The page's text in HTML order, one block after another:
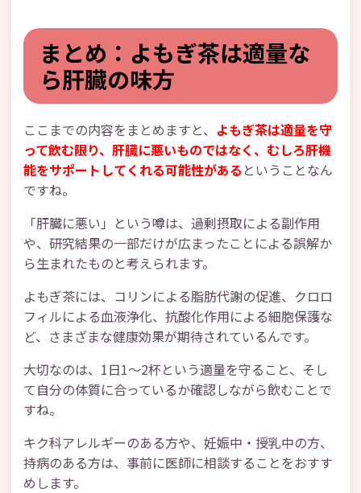
まとめ：よもぎ茶は適量な
ら肝臓の味方
ここまでの内容をまとめますと、 よもぎ茶は適量を守
って飲む限り、肝臓に悪いものではなく、むしろ肝機
能をサポートしてくれる可能性がある ということなん
ですね。
「肝臓に悪い」という噂は、過剰摂取による副作用
や、研究結果の一部だけが広まったことによる誤解か
ら生まれたものと考えられます。
よもぎ茶には、コリンによる脂肪代謝の促進、クロロ
フィルによる血液浄化、抗酸化作用による細胞保護な
ど、さまざまな健康効果が期待されているんです。
大切なのは、1日1〜2杯という適量を守ること、そし
て自分の体質に合っているか確認しながら飲むことで
すね。
キク科アレルギーのある方や、妊娠中・授乳中の方、
持病のある方は、事前に医師に相談することをおすす
めします。